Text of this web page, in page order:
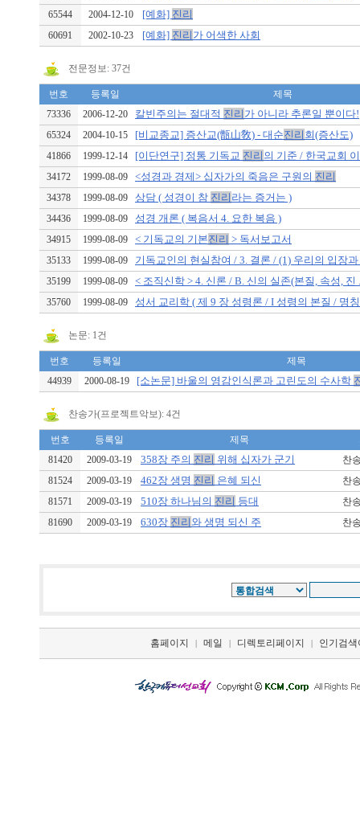
65544 2004-12-10 [예화] 진리
60691 2002-10-23 [예화] 진리 가 어색한 사회
전문정보: 37건
번호 등록일
제목
73336
2006-12-20 칼빈주의는 절대적 진리 가 아니라 추론일 뿐이다!
65324 2004-10-15 [비교종교] 증산교(甑山敎) - 대순진리 회(증산도)
41866 1999-12-14 [이단연구] 정통 기독교 진리 의 기준 / 한국교회
34172 1999-08-09 <성경과 경제> 십자가의 죽음은 구원의 진리
34378 1999-08-09 상담 ( 성경이 참 진리 라는 증거는 )
34436 1999-08-09 성경 개론 ( 복음서 4. 요한 복음 )
34915 1999-08-09 < 기독교의 기본진리 > 독서보고서
35133 1999-08-09 기독교인의 현실참여 / 3. 결론 / (1) 우리의 입장과
35199 1999-08-09 < 조직신학 > 4. 신론 / B. 신의 실존(본질, 속성, 진
35760 1999-08-09 성서 교리학 ( 제 9 장 성령론 / I 성령의 본질 / 명
논문: 1건
번호 등록일
제목
44939
2000-08-19 [소논문] 바울의 영감인식론과 고린도의 수사학
찬송가(프로젝트악보): 4건
번호 등록일 제목
81420
2009-03-19 358장 주의 진리 위해 십자가 군기
찬
81524
2009-03-19 462장 생명 진리 은혜 되신
찬
81571
2009-03-19 510장 하나님의 진리 등대
찬
81690
2009-03-19 630장 진리와 생명 되신 주 찬
홈페이지 | 메일 | 디렉토리페이지 | 인기검색